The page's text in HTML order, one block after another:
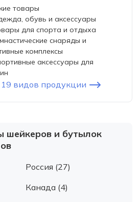
товары
обувь и аксессуары
для спорта и отдыха
снаряды и
комплексы
аксессуары для
видов продукции
шейкеров и бутылок
Россия (27)
Канада (4)